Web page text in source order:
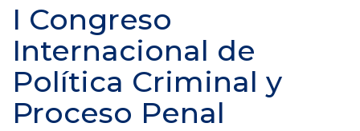
I Congreso
Internacional de
Política Criminal y
Proceso Penal